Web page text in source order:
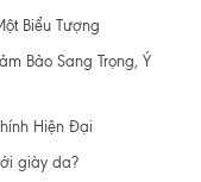
Biểu Tượng
Bảo Sang Trọng, Ý
Hiện Đại
giày da?